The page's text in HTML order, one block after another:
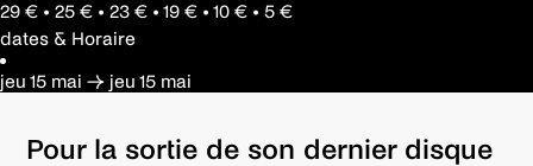
29 € • 25 € • 23 € • 19 € • 10 € • 5 €
dates & Horaire
jeu 15 mai → jeu 15 mai
Pour la sortie de son dernier disque